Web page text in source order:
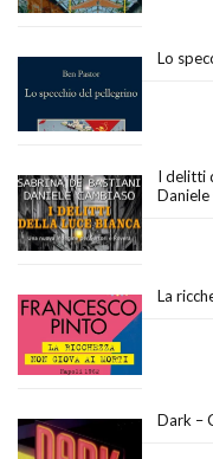
Lo
I delitti
Daniele
La
Dark –